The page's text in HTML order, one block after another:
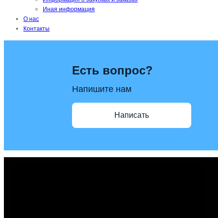
Иная информация
О нас
Контакты
Есть вопрос?
Напишите нам
Написать